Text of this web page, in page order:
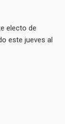
electo de
este jueves al